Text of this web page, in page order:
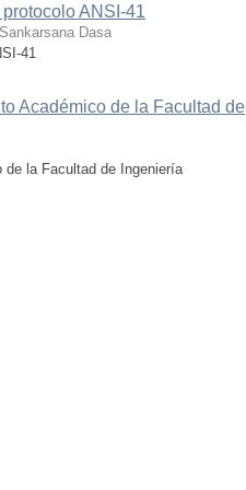
ANSI-41
Dasa
41
Académico de la Facultad de
de la Facultad de Ingeniería